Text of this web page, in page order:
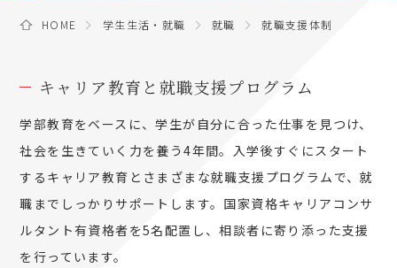
HOME 学生生活・就職 就職 就職支援体制
キャリア教育と就職支援プログラム
学部教育をベースに、学生が自分に合った仕事を見つけ、
社会を生きていく力を養う4年間。入学後すぐにスタート
するキャリア教育とさまざまな就職支援プログラムで、就
職までしっかりサポートします。国家資格キャリアコンサ
ルタント有資格者を5名配置し、相談者に寄り添った支援
を行っています。